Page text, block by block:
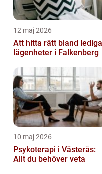
12 maj 2026
Att hitta rätt bland lediga
lägenheter i Falkenberg
10 maj 2026
Psykoterapi i Västerås:
Allt du behöver veta